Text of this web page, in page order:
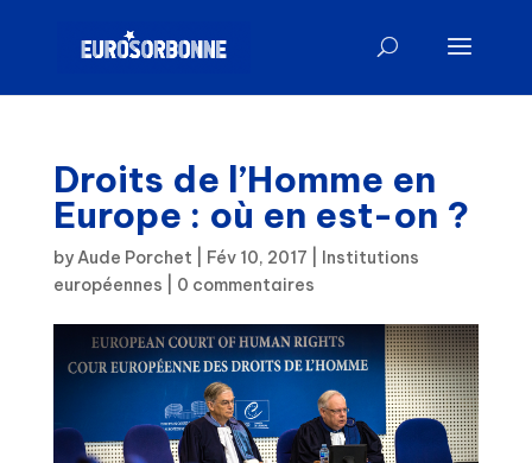
Droits de l’Homme en
Europe : où en est-on ?
byAude Porchet Fév 10, 2017
Institutions
européennes
0 commentaires